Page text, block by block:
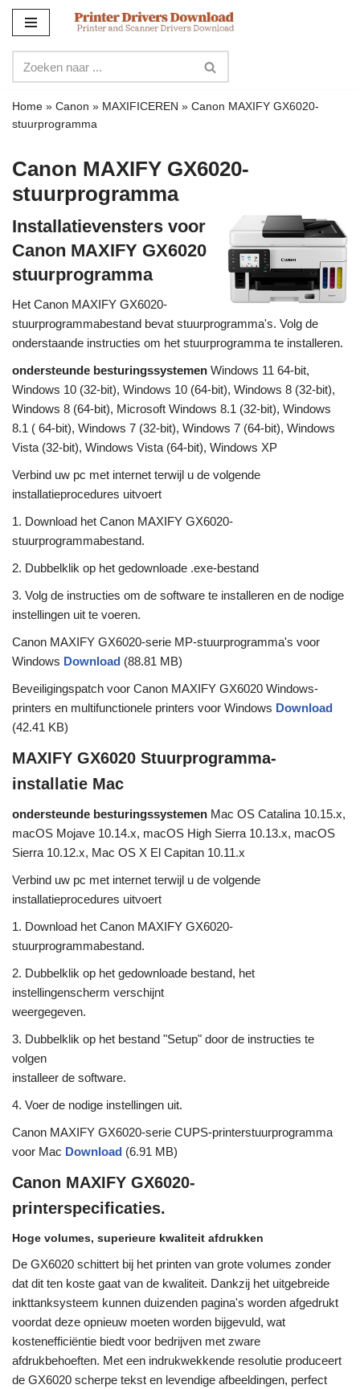
naar
de
inhoud
Home » Canon » MAXIFICEREN » Canon MAXIFY GX6020-
stuurprogramma
Canon MAXIFY GX6020-
stuurprogramma
Installatievensters voor
Canon MAXIFY GX6020
stuurprogramma
Het Canon MAXIFY GX6020-
stuurprogrammabestand bevat stuurprogramma's. Volg de
onderstaande instructies om het stuurprogramma te installeren.
ondersteunde besturingssystemen Windows 11 64-bit,
Windows 10 (32-bit), Windows 10 (64-bit), Windows 8 (32-bit),
Windows 8 (64-bit), Microsoft Windows 8.1 (32-bit), Windows
8.1 ( 64-bit), Windows 7 (32-bit), Windows 7 (64-bit), Windows
Vista (32-bit), Windows Vista (64-bit), Windows XP
Verbind uw pc met internet terwijl u de volgende
installatieprocedures uitvoert
1. Download het Canon MAXIFY GX6020-
stuurprogrammabestand.
2. Dubbelklik op het gedownloade .exe-bestand
3. Volg de instructies om de software te installeren en de nodige
instellingen uit te voeren.
Canon MAXIFY GX6020-serie MP-stuurprogramma's voor
Windows Download (88.81 MB)
Beveiligingspatch voor Canon MAXIFY GX6020 Windows-
printers en multifunctionele printers voor Windows Download
(42.41 KB)
MAXIFY GX6020 Stuurprogramma-
installatie Mac
ondersteunde besturingssystemen Mac OS Catalina 10.15.x,
macOS Mojave 10.14.x, macOS High Sierra 10.13.x, macOS
Sierra 10.12.x, Mac OS X El Capitan 10.11.x
Verbind uw pc met internet terwijl u de volgende
installatieprocedures uitvoert
1. Download het Canon MAXIFY GX6020-
stuurprogrammabestand.
2. Dubbelklik op het gedownloade bestand, het
instellingenscherm verschijnt
weergegeven.
3. Dubbelklik op het bestand "Setup" door de instructies te
volgen
installeer de software.
4. Voer de nodige instellingen uit.
Canon MAXIFY GX6020-serie CUPS-printerstuurprogramma
voor Mac Download (6.91 MB)
Canon MAXIFY GX6020-
printerspecificaties.
Hoge volumes, superieure kwaliteit afdrukken
De GX6020 schittert bij het printen van grote volumes zonder
dat dit ten koste gaat van de kwaliteit. Dankzij het uitgebreide
inkttanksysteem kunnen duizenden pagina's worden afgedrukt
voordat deze opnieuw moeten worden bijgevuld, wat
kostenefficiëntie biedt voor bedrijven met zware
afdrukbehoeften. Met een indrukwekkende resolutie produceert
de GX6020 scherpe tekst en levendige afbeeldingen, perfect